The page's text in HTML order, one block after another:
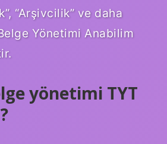
“Arşivcilik” ve daha
Yönetimi Anabilim
yönetimi TYT